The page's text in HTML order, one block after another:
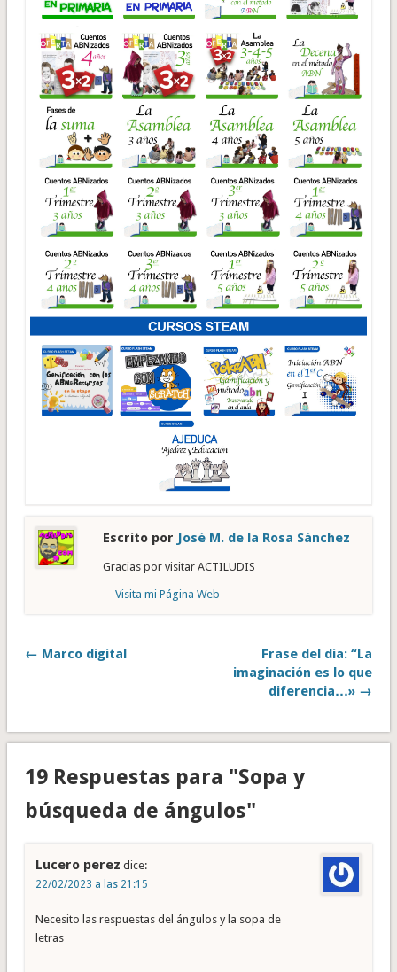
Escrito por José M. de la Rosa Sánchez
Gracias por visitar ACTILUDIS
Visita mi Página Web
← Marco digital
Frase del día: “La
imaginación es lo que
diferencia…» →
19 Respuestas para "Sopa y
búsqueda de ángulos"
Lucero perez dice:
22/02/2023 a las 21:15
Necesito las respuestas del ángulos y la sopa de
letras